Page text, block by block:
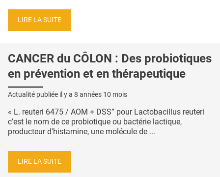
LIRE LA SUITE
CANCER du CÔLON : Des probiotiques
en prévention et en thérapeutique
Actualité publiée il y a 8 années 10 mois
« L. reuteri 6475 / AOM + DSS” pour Lactobacillus reuteri
c’est le nom de ce probiotique ou bactérie lactique,
producteur d'histamine, une molécule de ...
LIRE LA SUITE